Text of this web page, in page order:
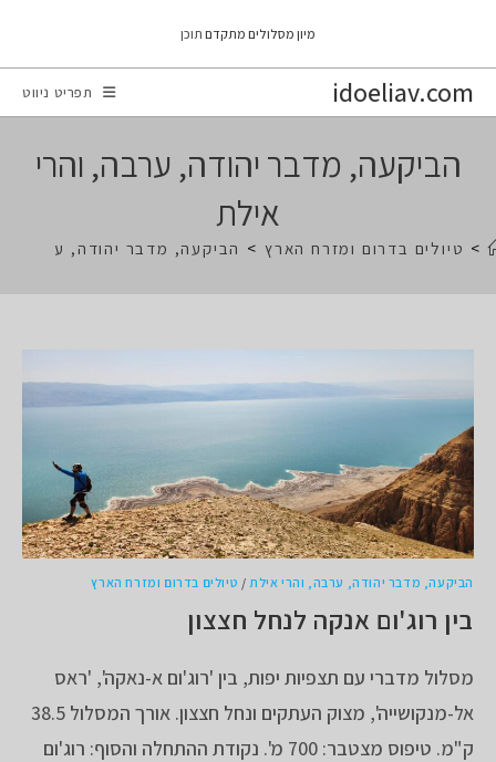
content
מיון מסלולים מתקדם תוכן
idoeliav.com תפריט ניווט
הביקעה, מדבר יהודה, ערבה, והרי
אילת
> טיולים בדרום ומזרח הארץ > הביקעה, מדבר יהודה, ערבה,
הביקעה, מדבר יהודה, ערבה, והרי אילת / טיולים בדרום ומזרח הארץ
בין רוג'ום אנקה לנחל חצצון
מסלול מדברי עם תצפיות יפות, בין 'רוג'ום א-נאקה', 'ראס
אל-מנקושייה', מצוק העתקים ונחל חצצון. אורך המסלול 38.5
ק"מ. טיפוס מצטבר: 700 מ'. נקודת ההתחלה והסוף: רוג'ום